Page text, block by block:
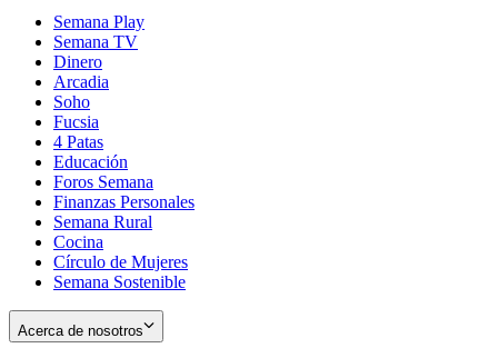
Semana Play
Semana TV
Dinero
Arcadia
Soho
in
new
window
Fucsia
in
new
window
4 Patas
Educación
Foros Semana
Finanzas Personales
Semana Rural
Cocina
Círculo de Mujeres
Semana Sostenible
Acerca de nosotros